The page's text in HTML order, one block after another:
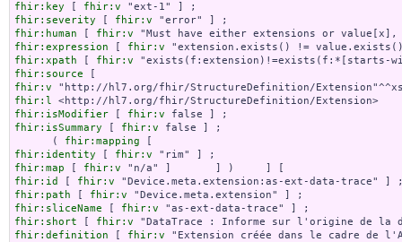
fhir:key [ fhir:v
fhir:severity [ fhir:v
fhir:human [ fhir:v
fhir:expression [ fhir:v
fhir:xpath [ fhir:v
fhir:source
fhir:v
fhir:l
fhir:isModifier [ fhir:v
fhir:isSummary [ fhir:v false ] ;
      (
fhir:mapping
fhir:identity [ fhir:v
fhir:map [ fhir:v
fhir:id
[ fhir:v
fhir:path [ fhir:v
fhir:sliceName [ fhir:v
fhir:short [ fhir:v
fhir:definition [ fhir:v